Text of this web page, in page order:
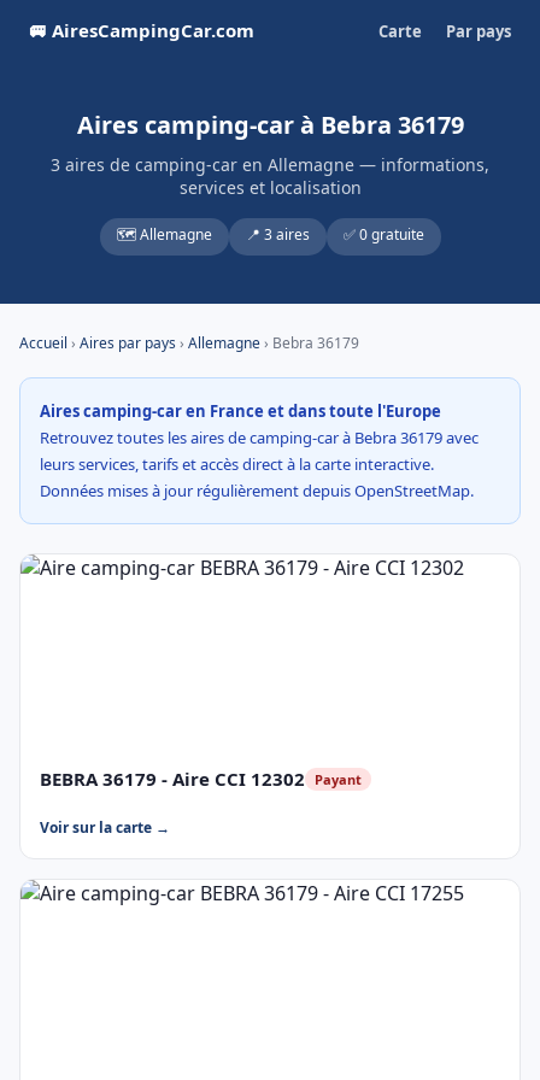
🚐 AiresCampingCar.com Carte Par pays
Aires camping-car à Bebra 36179
3 aires de camping-car en Allemagne — informations,
services et localisation
🗺️ Allemagne 📍 3 aires ✅ 0 gratuite
Accueil › Aires par pays› Allemagne› Bebra 36179
Aires camping-car en France et dans toute l'Europe
Retrouvez toutes les aires de camping-car à Bebra 36179 avec
leurs services, tarifs et accès direct à la carte interactive.
Données mises à jour régulièrement depuis OpenStreetMap.
BEBRA 36179 - Aire CCI 12302 Payant
Voir sur la carte →